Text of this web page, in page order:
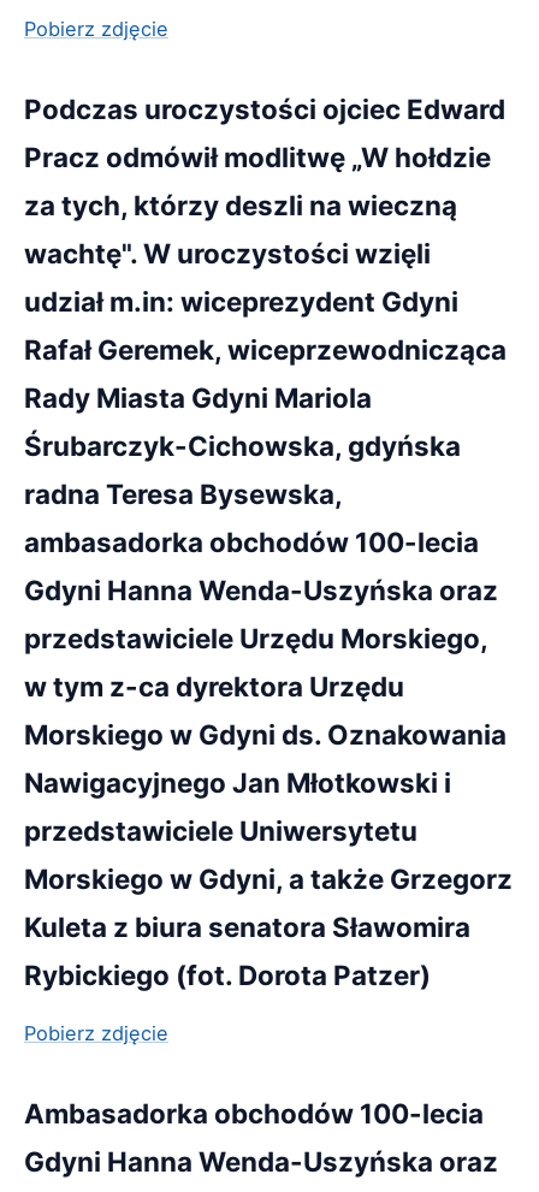
Pobierz zdjęcie
Podczas uroczystości ojciec Edward
Pracz odmówił modlitwę „W hołdzie
za tych, którzy deszli na wieczną
wachtę". W uroczystości wzięli
udział m.in: wiceprezydent Gdyni
Rafał Geremek, wiceprzewodnicząca
Rady Miasta Gdyni Mariola
Śrubarczyk-Cichowska, gdyńska
radna Teresa Bysewska,
ambasadorka obchodów 100-lecia
Gdyni Hanna Wenda-Uszyńska oraz
przedstawiciele Urzędu Morskiego,
w tym z-ca dyrektora Urzędu
Morskiego w Gdyni ds. Oznakowania
Nawigacyjnego Jan Młotkowski i
przedstawiciele Uniwersytetu
Morskiego w Gdyni, a także Grzegorz
Kuleta z biura senatora Sławomira
Rybickiego (fot. Dorota Patzer)
Pobierz zdjęcie
Ambasadorka obchodów 100-lecia
Gdyni Hanna Wenda-Uszyńska oraz